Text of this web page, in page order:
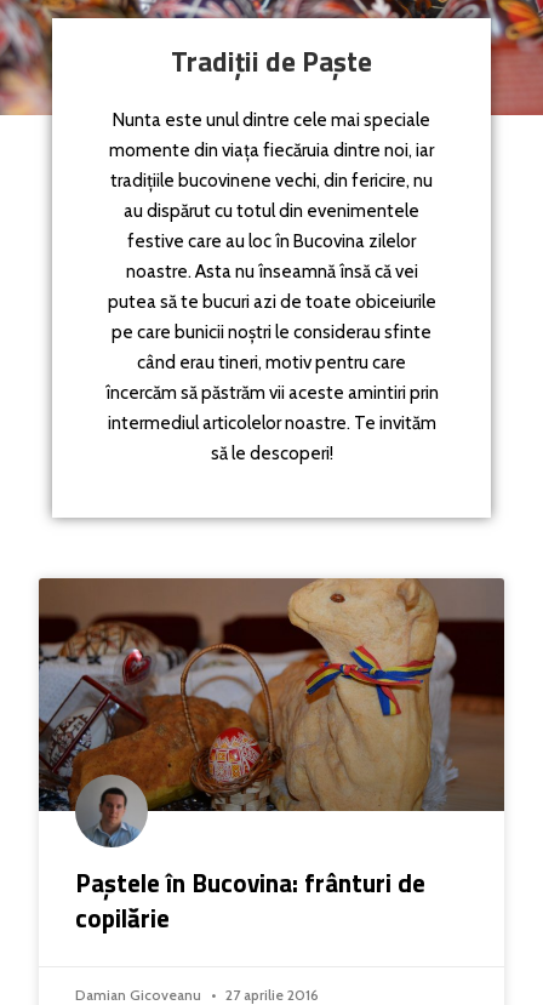
Tradiții de Paște
Nunta este unul dintre cele mai speciale
momente din viața fiecăruia dintre noi, iar
tradițiile bucovinene vechi, din fericire, nu
au dispărut cu totul din evenimentele
festive care au loc în Bucovina zilelor
noastre. Asta nu înseamnă însă că vei
putea să te bucuri azi de toate obiceiurile
pe care bunicii noștri le considerau sfinte
când erau tineri, motiv pentru care
încercăm să păstrăm vii aceste amintiri prin
intermediul articolelor noastre. Te invităm
să le descoperi!
Paștele în Bucovina: frânturi de
copilărie
Damian Gicoveanu 27 aprilie 2016